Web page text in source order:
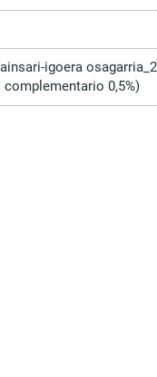
igoera
0,5%)